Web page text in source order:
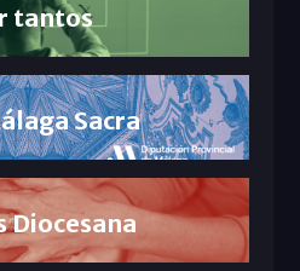
tantos
Sacra
Diocesana